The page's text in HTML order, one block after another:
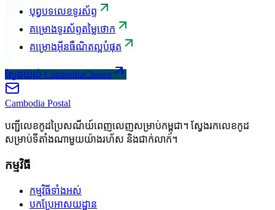
បុព្វបទលេខទូរស័ព្ទ
គម្រោងទូរស័ព្ទតម្លៃថោក
គម្រោងអ៊ីនធឺណិតល្អបំផុត
ស្វែងយល់ CambodiaChoice
Cambodia Postal
បញ្ជីលេខកូដប្រៃសណីយ៍ពេញលេញសម្រាប់កម្ពុជា។ ស្វែងរកលេខកូដ
សម្រាប់ទីតាំងណាមួយយ៉ាងរហ័ស និងជាក់លាក់។
កម្មវិធី
កម្មវិធីទាំងអស់
បកប្រែអាសយដ្ឋាន